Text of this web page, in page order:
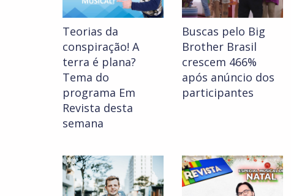
Teorias da
conspiração! A
terra é plana?
Tema do
programa Em
Revista desta
semana
Buscas pelo Big
Brother Brasil
crescem 466%
após anúncio dos
participantes